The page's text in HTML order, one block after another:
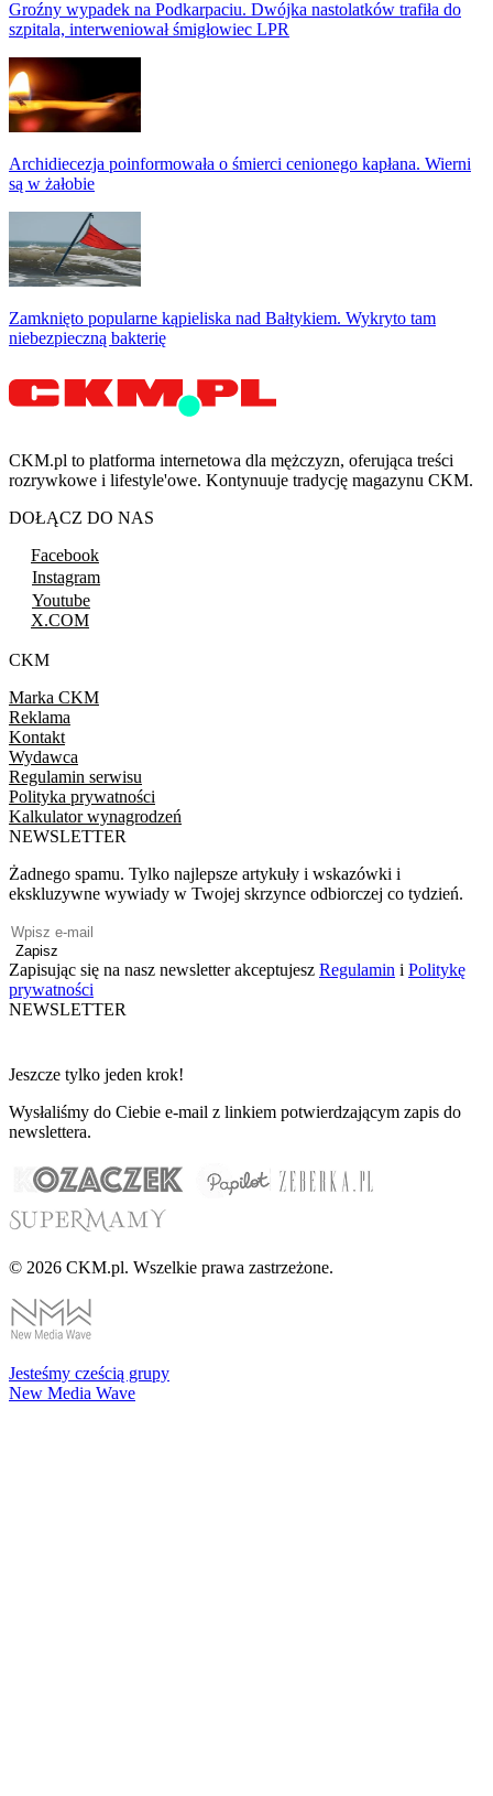
Groźny wypadek na Podkarpaciu. Dwójka nastolatków trafiła do
szpitala, interweniował śmigłowiec LPR
Archidiecezja poinformowała o śmierci cenionego kapłana. Wierni
są w żałobie
Zamknięto popularne kąpieliska nad Bałtykiem. Wykryto tam
niebezpieczną bakterię
CKM.pl to platforma internetowa dla mężczyzn, oferująca treści
rozrywkowe i lifestyle'owe. Kontynuuje tradycję magazynu CKM.
DOŁĄCZ DO NAS
Facebook
Instagram
Youtube
X.COM
CKM
Marka CKM
Reklama
Kontakt
Wydawca
Regulamin serwisu
Polityka prywatności
Kalkulator wynagrodzeń
NEWSLETTER
Żadnego spamu. Tylko najlepsze artykuły i wskazówki i
ekskluzywne wywiady w Twojej skrzynce odbiorczej co tydzień.
Zapisz
Zapisując się na nasz newsletter akceptujesz Regulamin i Politykę
prywatności
NEWSLETTER
Jeszcze tylko jeden krok!
Wysłaliśmy do Ciebie e-mail z linkiem potwierdzającym zapis do
newslettera.
© 2026 CKM.pl. Wszelkie prawa zastrzeżone.
Jesteśmy cześcią grupy
New Media Wave